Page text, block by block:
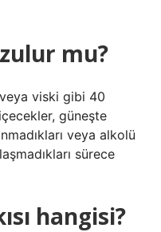
mu?
viski gibi 40
güneşte
veya alkolü
sürece
hangisi?